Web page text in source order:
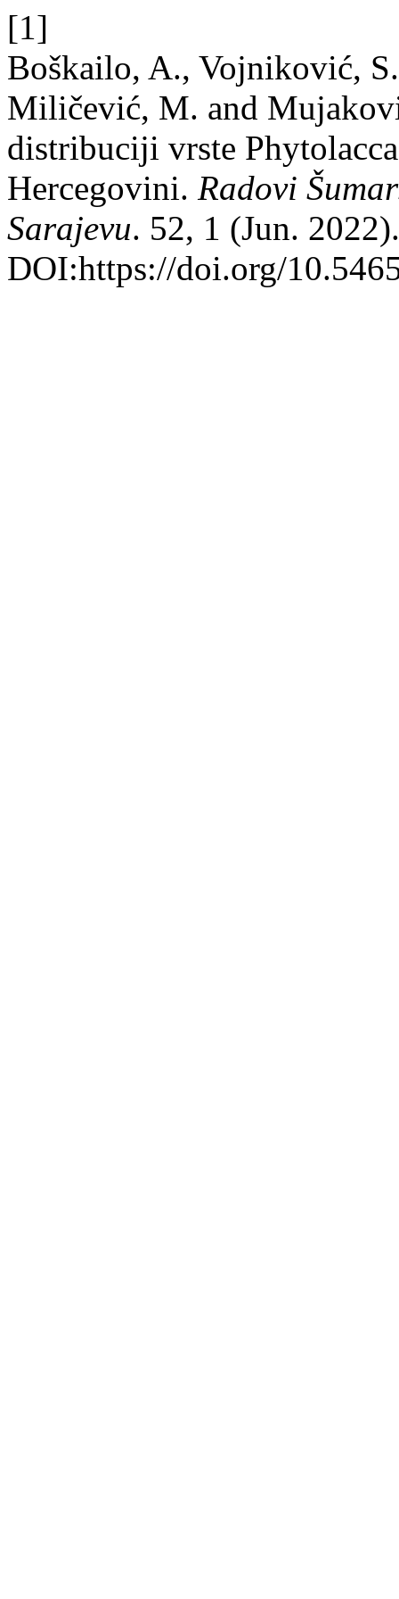
[1]
Boškailo, A., Vojniković,
Miličević, M. and
distribuciji vrste
Hercegovini. Radovi
Sarajevu. 52, 1 (Jun. 2022).
DOI:https://doi.org/